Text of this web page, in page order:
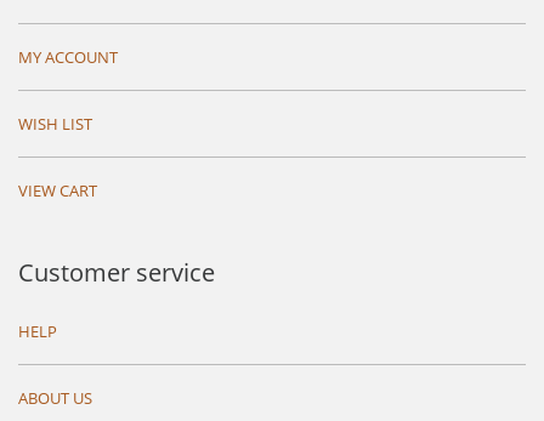
MY ACCOUNT
WISH LIST
VIEW CART
Customer service
HELP
ABOUT US